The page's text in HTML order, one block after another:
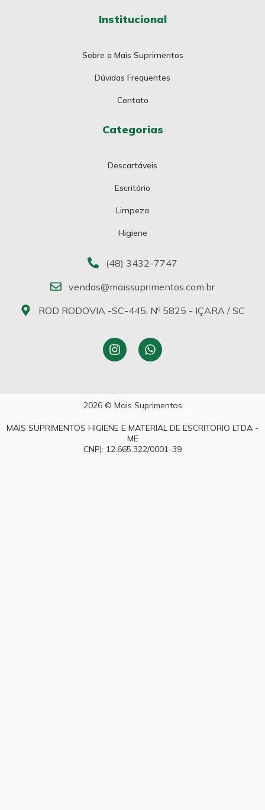
Institucional
Sobre a Mais Suprimentos
Dúvidas Frequentes
Contato
Categorias
Descartáveis
Escritório
Limpeza
Higiene
(48) 3432-7747
vendas@maissuprimentos.com.br
ROD RODOVIA -SC-445, Nº 5825 - IÇARA / SC
2026 © Mais Suprimentos
MAIS SUPRIMENTOS HIGIENE E MATERIAL DE ESCRITORIO LTDA -
ME
CNPJ: 12.665.322/0001-39